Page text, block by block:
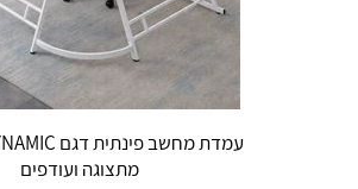
מתצוגה ועודפים